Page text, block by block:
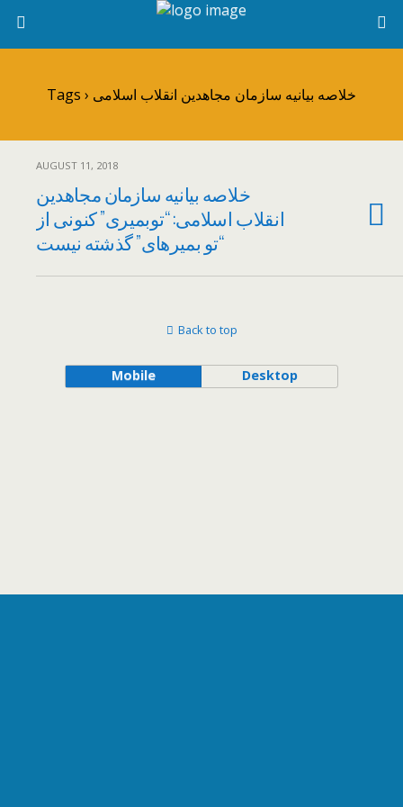
Tags › خلاصه بیانیه سازمان مجاهدین انقلاب اسلامی
AUGUST 11, 2018
خلاصه بیانیه سازمان مجاهدین
انقلاب اسلامی: “توبمیری” کنونی از
“تو بمیرهای” گذشته نیست
Back to top
Mobile Desktop